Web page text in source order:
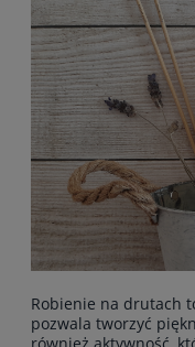
Robienie na drutach
pozwala tworzyć